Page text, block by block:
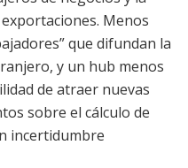
Menos
que difundan la
y un hub menos
de atraer nuevas
sobre el cálculo de
incertidumbre